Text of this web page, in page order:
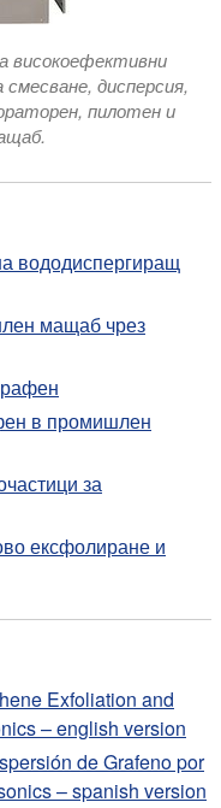
високоефективни
дисперсия,
пилотен и
вододиспергиращ
мащаб чрез
в промишлен
за
ексфолиране и
Exfoliation and
– english version
de Grafeno por
– spanish version